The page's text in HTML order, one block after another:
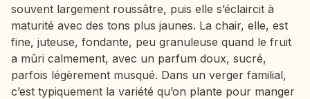
souvent largement roussâtre, puis elle s’éclaircit à
maturité avec des tons plus jaunes. La chair, elle, est
fine, juteuse, fondante, peu granuleuse quand le fruit
a mûri calmement, avec un parfum doux, sucré,
parfois légèrement musqué. Dans un verger familial,
c’est typiquement la variété qu’on plante pour manger